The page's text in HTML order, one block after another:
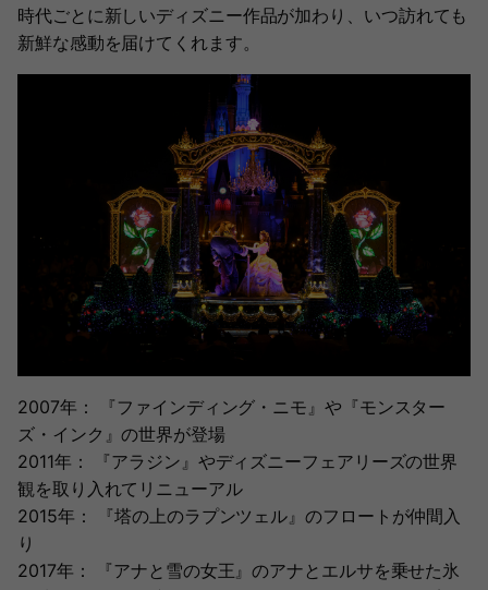
時代ごとに新しいディズニー作品が加わり、いつ訪れても
新鮮な感動を届けてくれます。
2007年： 『ファインディング・ニモ』や『モンスター
ズ・インク』の世界が登場
2011年： 『アラジン』やディズニーフェアリーズの世界
観を取り入れてリニューアル
2015年： 『塔の上のラプンツェル』のフロートが仲間入
り
2017年： 『アナと雪の女王』のアナとエルサを乗せた氷